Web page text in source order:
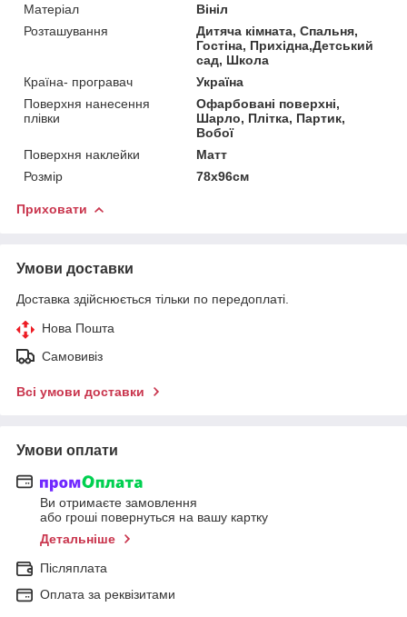
Матеріал
Вініл
Розташування
Дитяча кімната, Спальня,
Гостіна, Прихідна,Детський
сад, Школа
Країна- програвач
Україна
Поверхня нанесення
плівки
Офарбовані поверхні,
Шарло, Плітка, Партик,
Вобої
Поверхня наклейки
Матт
Розмір
78x96см
Приховати
Умови доставки
Доставка здійснюється тільки по передоплаті.
Нова Пошта
Самовивіз
Всі умови доставки
Умови оплати
Ви отримаєте замовлення
або гроші повернуться на вашу картку
Детальніше
Післяплата
Оплата за реквізитами